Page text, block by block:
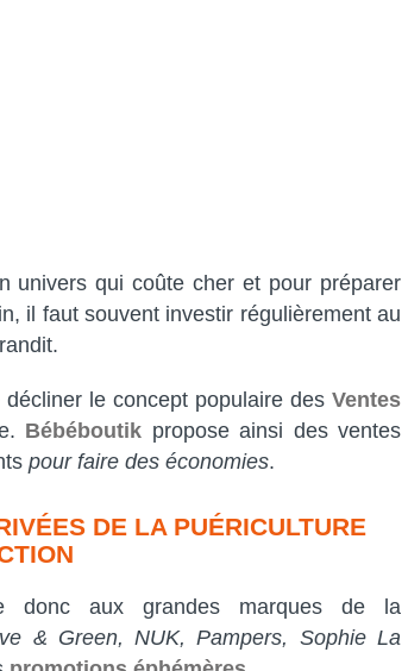
univers qui coûte cher et pour préparer
il faut souvent investir régulièrement au
le concept populaire des Ventes
Bébéboutik propose ainsi des ventes
pour faire des économies.
DE LA PUÉRICULTURE
donc aux grandes marques de la
& Green, NUK, Pampers, Sophie La